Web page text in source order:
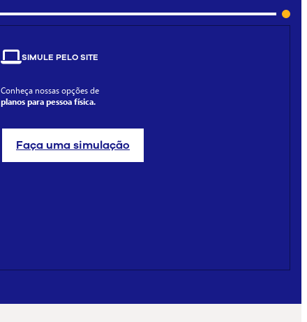
SIMULE PELO SITE
Conheça nossas opções de
planos para pessoa física.
Faça uma simulação